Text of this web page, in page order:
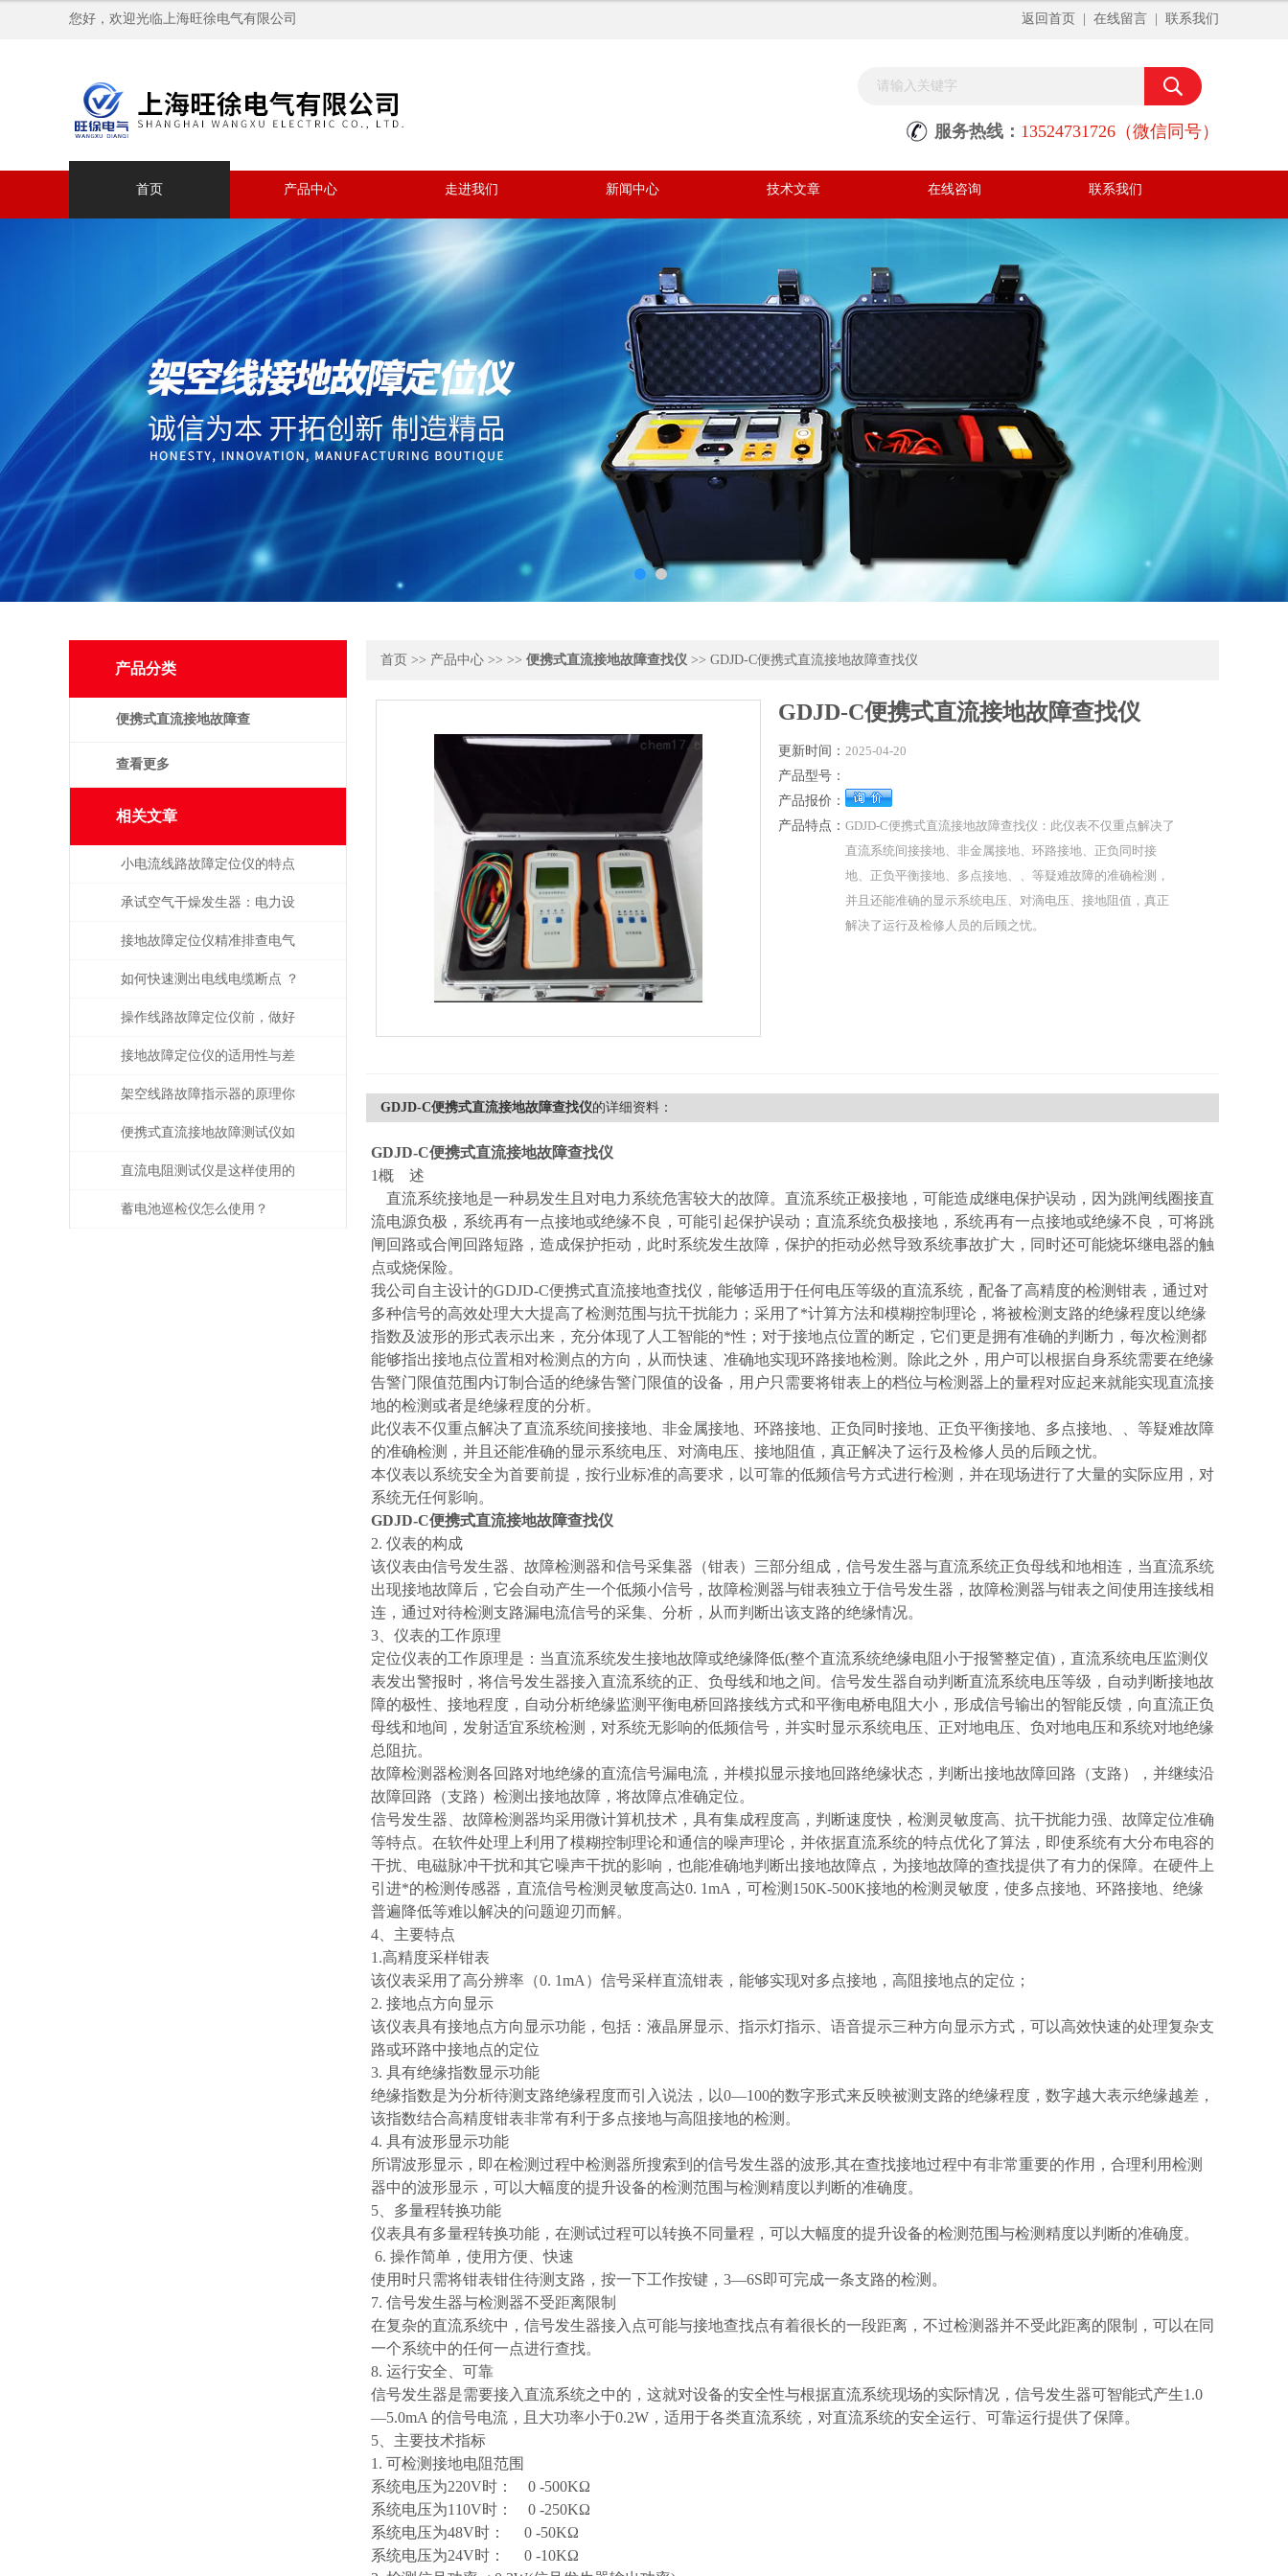
您好，欢迎光临上海旺徐电气有限公司 返回首页 在线留言 联系我们
服务热线： 13524731726（微信同号）
首页 产品中心 走进我们 新闻中心 技术文章 在线咨询 联系我们
产品分类
便携式直流接地故障查
找仪
查看更多
相关文章
小电流线路故障定位仪的特点
有这些
承试空气干燥发生器：电力设
备绝缘维护的守护者
接地故障定位仪精准排查电气
系统中的漏电问题
如何快速测出电线电缆断点 ？
操作线路故障定位仪前，做好
攻略了吗
接地故障定位仪的适用性与差
异分析
架空线路故障指示器的原理你
都知道吗
便携式直流接地故障测试仪如
何避免误操作风险？
直流电阻测试仪是这样使用的
吗？
蓄电池巡检仪怎么使用？
首页 >> 产品中心 >> >> 便携式直流接地故障查找仪 >> GDJD-C便携式直流接地故障查找仪
GDJD-C便携式直流接地故障查找仪
更新时间： 2025-04-20
产品型号：
产品报价：
产品特点： GDJD-C便携式直流接地故障查找仪：此仪表不仅重点解决了
直流系统间接接地、非金属接地、环路接地、正负同时接
地、正负平衡接地、多点接地、、等疑难故障的准确检测，
并且还能准确的显示系统电压、对滴电压、接地阻值，真正
解决了运行及检修人员的后顾之忧。
GDJD-C便携式直流接地故障查找仪的详细资料：
GDJD-C便携式直流接地故障查找仪
1概 述
直流系统接地是一种易发生且对电力系统危害较大的故障。直流系统正极接地，可能造成继电保护误动，因为跳闸线圈接直
流电源负极，系统再有一点接地或绝缘不良，可能引起保护误动；直流系统负极接地，系统再有一点接地或绝缘不良，可将跳
闸回路或合闸回路短路，造成保护拒动，此时系统发生故障，保护的拒动必然导致系统事故扩大，同时还可能烧坏继电器的触
点或烧保险。
我公司自主设计的GDJD-C便携式直流接地查找仪，能够适用于任何电压等级的直流系统，配备了高精度的检测钳表，通过对
多种信号的高效处理大大提高了检测范围与抗干扰能力；采用了*计算方法和模糊控制理论，将被检测支路的绝缘程度以绝缘
指数及波形的形式表示出来，充分体现了人工智能的*性；对于接地点位置的断定，它们更是拥有准确的判断力，每次检测都
能够指出接地点位置相对检测点的方向，从而快速、准确地实现环路接地检测。除此之外，用户可以根据自身系统需要在绝缘
告警门限值范围内订制合适的绝缘告警门限值的设备，用户只需要将钳表上的档位与检测器上的量程对应起来就能实现直流接
地的检测或者是绝缘程度的分析。
此仪表不仅重点解决了直流系统间接接地、非金属接地、环路接地、正负同时接地、正负平衡接地、多点接地、、等疑难故障
的准确检测，并且还能准确的显示系统电压、对滴电压、接地阻值，真正解决了运行及检修人员的后顾之忧。
本仪表以系统安全为首要前提，按行业标准的高要求，以可靠的低频信号方式进行检测，并在现场进行了大量的实际应用，对
系统无任何影响。
GDJD-C便携式直流接地故障查找仪
2. 仪表的构成
该仪表由信号发生器、故障检测器和信号采集器（钳表）三部分组成，信号发生器与直流系统正负母线和地相连，当直流系统
出现接地故障后，它会自动产生一个低频小信号，故障检测器与钳表独立于信号发生器，故障检测器与钳表之间使用连接线相
连，通过对待检测支路漏电流信号的采集、分析，从而判断出该支路的绝缘情况。
3、仪表的工作原理
定位仪表的工作原理是：当直流系统发生接地故障或绝缘降低(整个直流系统绝缘电阻小于报警整定值)，直流系统电压监测仪
表发出警报时，将信号发生器接入直流系统的正、负母线和地之间。信号发生器自动判断直流系统电压等级，自动判断接地故
障的极性、接地程度，自动分析绝缘监测平衡电桥回路接线方式和平衡电桥电阻大小，形成信号输出的智能反馈，向直流正负
母线和地间，发射适宜系统检测，对系统无影响的低频信号，并实时显示系统电压、正对地电压、负对地电压和系统对地绝缘
总阻抗。
故障检测器检测各回路对地绝缘的直流信号漏电流，并模拟显示接地回路绝缘状态，判断出接地故障回路（支路），并继续沿
故障回路（支路）检测出接地故障，将故障点准确定位。
信号发生器、故障检测器均采用微计算机技术，具有集成程度高，判断速度快，检测灵敏度高、抗干扰能力强、故障定位准确
等特点。在软件处理上利用了模糊控制理论和通信的噪声理论，并依据直流系统的特点优化了算法，即使系统有大分布电容的
干扰、电磁脉冲干扰和其它噪声干扰的影响，也能准确地判断出接地故障点，为接地故障的查找提供了有力的保障。在硬件上
引进*的检测传感器，直流信号检测灵敏度高达0. 1mA，可检测150K-500K接地的检测灵敏度，使多点接地、环路接地、绝缘
普遍降低等难以解决的问题迎刃而解。
4、主要特点
1.高精度采样钳表
该仪表采用了高分辨率（0. 1mA）信号采样直流钳表，能够实现对多点接地，高阻接地点的定位；
2. 接地点方向显示
该仪表具有接地点方向显示功能，包括：液晶屏显示、指示灯指示、语音提示三种方向显示方式，可以高效快速的处理复杂支
路或环路中接地点的定位
3. 具有绝缘指数显示功能
绝缘指数是为分析待测支路绝缘程度而引入说法，以0—100的数字形式来反映被测支路的绝缘程度，数字越大表示绝缘越差，
该指数结合高精度钳表非常有利于多点接地与高阻接地的检测。
4. 具有波形显示功能
所谓波形显示，即在检测过程中检测器所搜索到的信号发生器的波形,其在查找接地过程中有非常重要的作用，合理利用检测
器中的波形显示，可以大幅度的提升设备的检测范围与检测精度以判断的准确度。
5、多量程转换功能
仪表具有多量程转换功能，在测试过程可以转换不同量程，可以大幅度的提升设备的检测范围与检测精度以判断的准确度。
6. 操作简单，使用方便、快速
使用时只需将钳表钳住待测支路，按一下工作按键，3—6S即可完成一条支路的检测。
7. 信号发生器与检测器不受距离限制
在复杂的直流系统中，信号发生器接入点可能与接地查找点有着很长的一段距离，不过检测器并不受此距离的限制，可以在同
一个系统中的任何一点进行查找。
8. 运行安全、可靠
信号发生器是需要接入直流系统之中的，这就对设备的安全性与根据直流系统现场的实际情况，信号发生器可智能式产生1.0
—5.0mA 的信号电流，且大功率小于0.2W，适用于各类直流系统，对直流系统的安全运行、可靠运行提供了保障。
5、主要技术指标
1. 可检测接地电阻范围
系统电压为220V时： 0 -500KΩ
系统电压为110V时： 0 -250KΩ
系统电压为48V时： 0 -50KΩ
系统电压为24V时： 0 -10KΩ